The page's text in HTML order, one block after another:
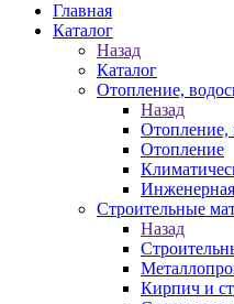
Главная
Каталог
Назад
Каталог
Отопление,
Назад
Отопление,
Отопление
Строительные
Назад
Кирпич и